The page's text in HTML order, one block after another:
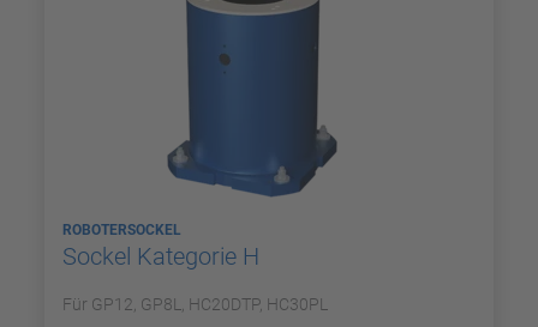
ROBOTERSOCKEL
Sockel Kategorie H
Für GP12, GP8L, HC20DTP, HC30PL